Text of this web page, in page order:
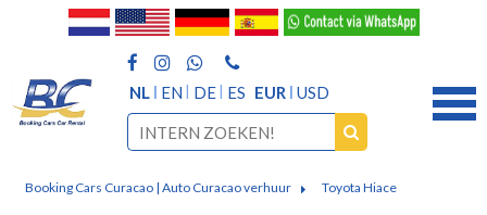
NL EN DE ES EUR USD
Booking Cars Curacao | Auto Curacao verhuur Toyota Hiace